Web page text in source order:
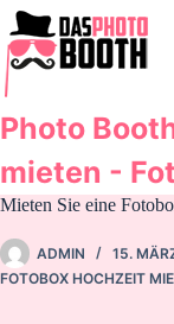
Zum
Inhalt
springen
Photo
mieten -
Mieten Sie eine
ADMIN
15.
FOTOBOX HOCHZEIT